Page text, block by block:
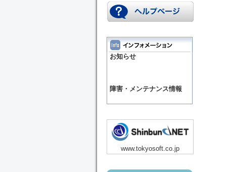
お知らせ
障害・メンテナンス情報
www.tokyosoft.co.jp